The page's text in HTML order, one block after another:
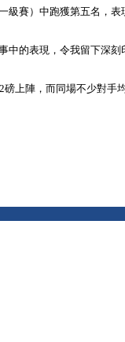
級賽）中跑獲第五名，
中的表現，令我留下深
磅上陣，而同場不少對